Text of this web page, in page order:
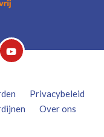
Privacybeleid
Over ons